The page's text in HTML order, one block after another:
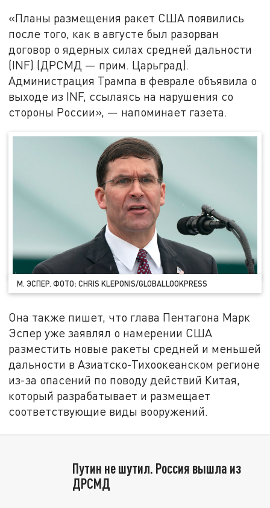
«Планы размещения ракет США появились
после того, как в августе был разорван
договор о ядерных силах средней дальности
(INF) (ДРСМД — прим. Царьград).
Администрация Трампа в феврале объявила о
выходе из INF, ссылаясь на нарушения со
стороны России», — напоминает газета.
М. ЭСПЕР. ФОТО: CHRIS KLEPONIS/GLOBALLOOKPRESS
Она также пишет, что глава Пентагона Марк
Эспер уже заявлял о намерении США
разместить новые ракеты средней и меньшей
дальности в Азиатско-Тихоокеанском регионе
из-за опасений по поводу действий Китая,
который разрабатывает и размещает
соответствующие виды вооружений.
Путин не шутил. Россия вышла из
ДРСМД